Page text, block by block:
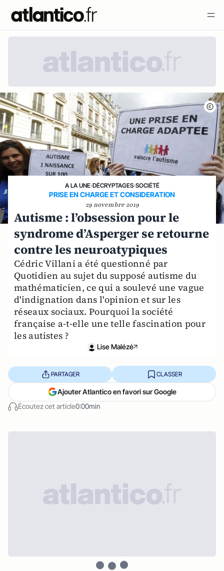
A LA UNE›DÉCRYPTAGES›SOCIÉTÉ
PRISE EN CHARGE ET CONSIDERATION
29 novembre 2019
Autisme : l’obsession pour le
syndrome d’Asperger se retourne
contre les neuroatypiques
Cédric Villani a été questionné par
Quotidien au sujet du supposé autisme du
mathématicien, ce qui a soulevé une vague
d'indignation dans l'opinion et sur les
réseaux sociaux. Pourquoi la société
française a-t-elle une telle fascination pour
les autistes ?
Lise Malézé
Écoutez cet article0:00min
PARTAGER CLASSER
Ajouter Atlantico en favori sur Google